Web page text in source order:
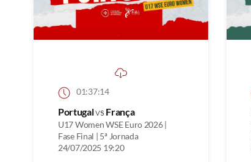
01:37:14
Portugalvs França
U17 Women WSE Euro 2026 |
Fase Final | 5ª Jornada
24/07/2025 19:20